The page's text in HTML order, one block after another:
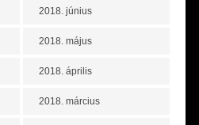
2018. június
2018. május
2018. április
2018. március